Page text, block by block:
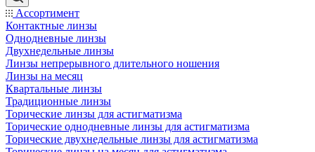
Ассортимент
Контактные линзы
Однодневные линзы
Двухнедельные линзы
Линзы непрерывного длительного ношения
Линзы на месяц
Квартальные линзы
Традиционные линзы
Торические линзы для астигматизма
Торические однодневные линзы для астигматизма
Торические двухнедельные линзы для астигматизма